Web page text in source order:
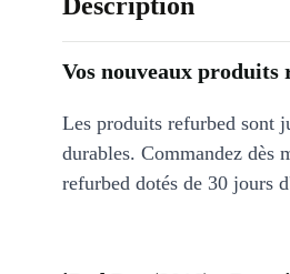
Description
Vos nouveaux produits
Les produits refurbed sont
durables. Commandez dès
refurbed dotés de 30 jours